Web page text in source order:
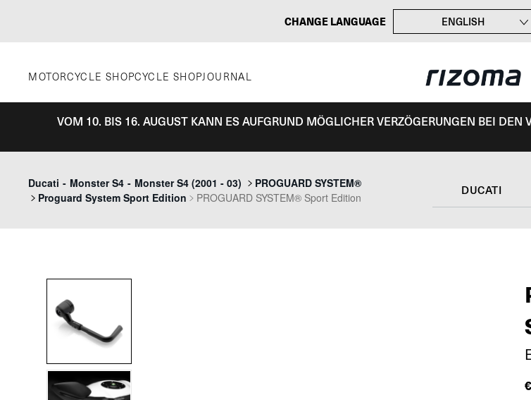
CHANGE LANGUAGE
ENGLISH
ITALIANO
MOTORCYCLE SHOPCYCLE SHOPJOURNAL
VOM 10. BIS 16. AUGUST KANN ES AUFGRUND MÖGLICHER VERZÖGERUNGEN BEI
Ducati - Monster S4 - Monster S4 (2001 - 03)
PROGUARD SYSTEM®
Proguard System Sport Edition
PROGUARD SYSTEM® Sport Edition
DUCATI
€